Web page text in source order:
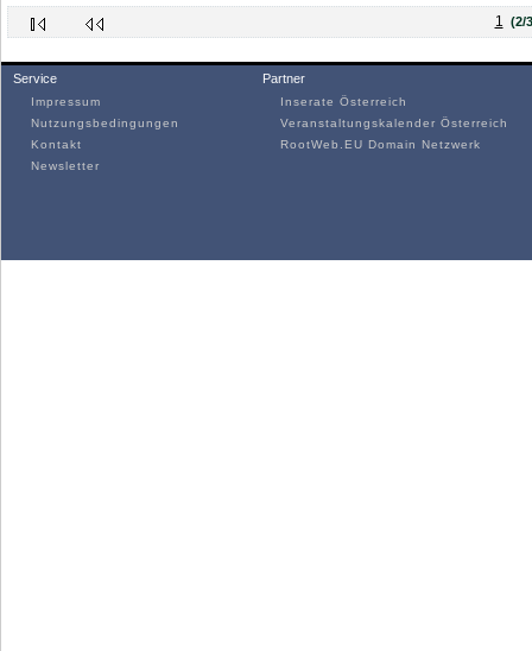
1 (2/
Service
Impressum
Nutzungsbedingungen
Kontakt
Newsletter
Partner
Inserate Österreich
Veranstaltungskalender Österreich
RootWeb.EU Domain Netzwerk